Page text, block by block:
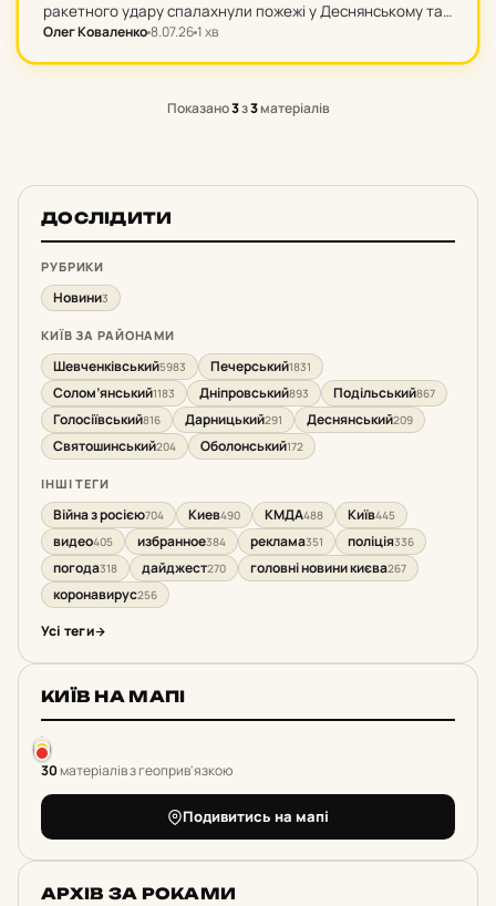
ракетного удару спалахнули пожежі у Деснянському та
Святошинському районах Києва. На місцях влучань
Олег Коваленко8.07.261 хв
Показано3з3матеріалів
ДОСЛІДИТИ
РУБРИКИ
Новини3
КИЇВ ЗА РАЙОНАМИ
Шевченківський5983 Печерський1831
Солом’янський1183 Дніпровський893 Подільський867
Голосіївський816 Дарницький291 Деснянський209
Святошинський204 Оболонський172
ІНШІ ТЕГИ
Війна з росією704 Киев490 КМДА488 Київ445
видео405 избранное384 реклама351 поліція336
погода318 дайджест270 головні новини києва267
коронавирус256
Усі теги
КИЇВ НА МАПІ
30матеріалів з геоприв'язкою
Подивитись на мапі
АРХІВ ЗА РОКАМИ